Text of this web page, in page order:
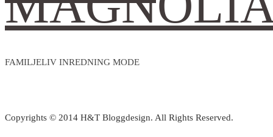
FAMILJELIV INREDNING MODE
Copyrights © 2014 H&T Bloggdesign. All Rights Reserved.